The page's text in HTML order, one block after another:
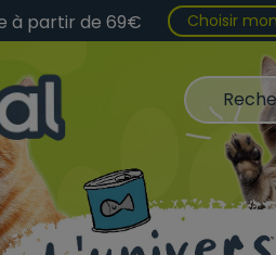
à partir de 69€ Choisir